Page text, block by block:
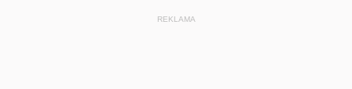
REKLAMA